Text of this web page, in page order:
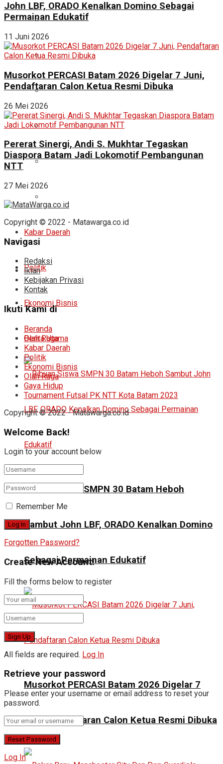
Kabar Daerah
Politik
Ekonomi Bisnis
Olah Raga
Ribuan Siswa SMPN 30 Batam Heboh
Sambut John LBF, ORADO Kenalkan Domino
Sebagai Permainan Edukatif
Musorkot PERCASI Batam 2026 Digelar 7
Juni, Pendaftaran Calon Ketua Resmi Dibuka
John LBF, ORADO Kenalkan Domino Sebagai
Permainan Edukatif
11 Juni 2026
Musorkot PERCASI Batam 2026 Digelar 7 Juni,
Pendaftaran Calon Ketua Resmi Dibuka
26 Mei 2026
Pererat Sinergi, Andi S. Mukhtar Tegaskan
Diaspora Batam Jadi Lokomotif Pembangunan
NTT
27 Mei 2026
Copyright © 2022 - Matawarga.co.id
Navigasi
Redaksi
Iklan
Kebijakan Privasi
Kontak
Ikuti Kami di
Beranda
Berita Utama
Kabar Daerah
Politik
Ekonomi Bisnis
Olah Raga
Gaya Hidup
Tournament Futsal PK NTT Kota Batam 2023
Copyright © 2022 - Matawarga.co.id
Welcome Back!
Login to your account below
Remember Me
Forgotten Password?
Create New Account!
Fill the forms below to register
All fields are required. Log In
Retrieve your password
Please enter your username or email address to reset your
password.
Log In